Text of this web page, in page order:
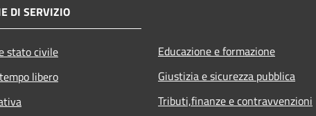
DI SERVIZIO
stato civile
libero
Educazione e formazione
Giustizia e sicurezza pubblica
Tributi,finanze e contravvenzioni